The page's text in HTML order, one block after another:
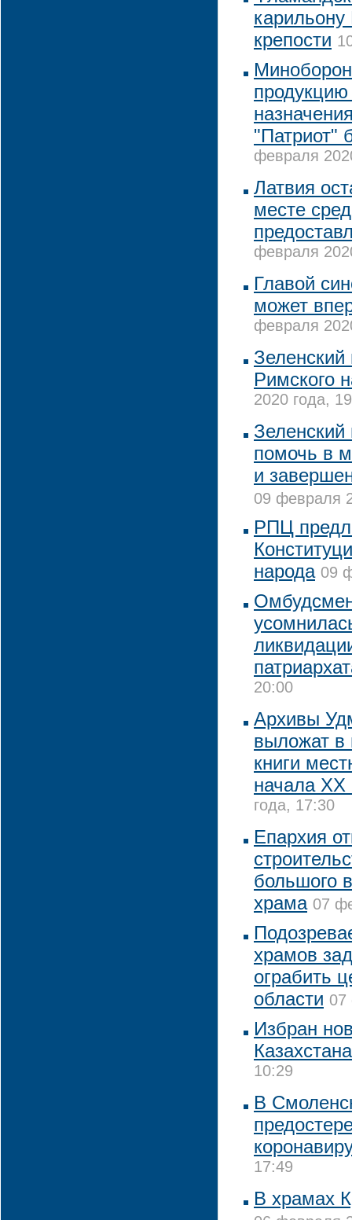
карильону
крепости
продукцию
"Патриот"
февраля
Латвия
месте
февраля
Главой
может
февраля
Зеленский
Римского
2020 года,
помочь в
и
09 февраля
РПЦ
народа 09
20:00
Архивы
выложат в
книги
начала XX
года, 17:30
Епархия
большого
храма 07
храмов
ограбить
области 07
Избран
Казахстана
10:29
В
17:49
В храмах